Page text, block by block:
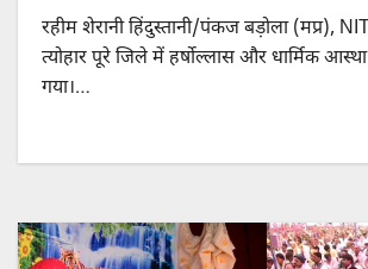
रहीम शेरानी हिंदुस्तानी/पंकज बड़ोला (मप्र),
त्योहार पूरे जिले में हर्षोल्लास और धार्मिक
गया।…